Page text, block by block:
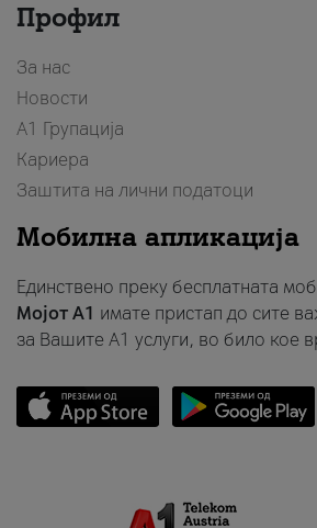
Профил
За нас
Новости
А1 Групација
Кариера
Заштита на лични податоци
Мобилна апликација
Единствено преку бесплатната
Мојот A1 имате пристап до сите
за Вашите A1 услуги, во било кое